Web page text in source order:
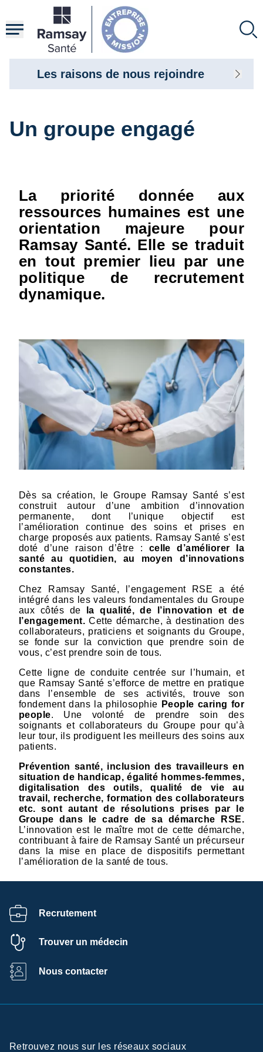
contenu
principal
Un groupe engagé
La priorité donnée aux
ressources humaines est une
orientation majeure pour
Ramsay Santé. Elle se traduit
en tout premier lieu par une
politique de recrutement
dynamique.
Dès sa création, le Groupe Ramsay Santé s’est
construit autour d’une ambition d’innovation
permanente, dont l’unique objectif est
l’amélioration continue des soins et prises en
charge proposés aux patients. Ramsay Santé s’est
doté d’une raison d’être : celle d’améliorer la
santé au quotidien, au moyen d’innovations
constantes.
Chez Ramsay Santé, l’engagement RSE a été
intégré dans les valeurs fondamentales du Groupe
aux côtés de
la qualité, de l’innovation et de
l’engagement.Cette démarche, à destination des
collaborateurs, praticiens et soignants du Groupe,
se fonde sur la conviction que prendre soin de
vous, c’est prendre soin de tous.
Cette ligne de conduite centrée sur l’humain, et
que Ramsay Santé s’efforce de mettre en pratique
dans l’ensemble de ses activités, trouve son
fondement dans la philosophie People caring for
people. Une volonté de prendre soin des
soignants et collaborateurs du Groupe pour qu’à
leur tour, ils prodiguent les meilleurs des soins aux
patients.
Prévention santé, inclusion des travailleurs en
situation de handicap, égalité hommes-femmes,
digitalisation des outils, qualité de vie au
travail, recherche, formation des collaborateurs
etc. sont autant de résolutions prises par le
Groupe dans le cadre de sa démarche RSE.
L’innovation est le maître mot de cette démarche,
contribuant à faire de Ramsay Santé un précurseur
dans la mise en place de dispositifs permettant
l’amélioration de la santé de tous.
Les raisons de nous rejoindre
Recrutement
Trouver un médecin
Nous contacter
Retrouvez nous sur les réseaux sociaux